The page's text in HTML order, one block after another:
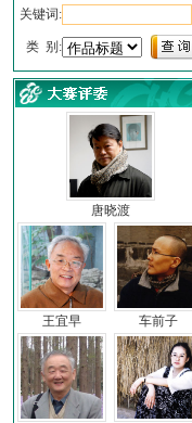
关键词:
类 别:
唐晓渡
王宜早 车前子